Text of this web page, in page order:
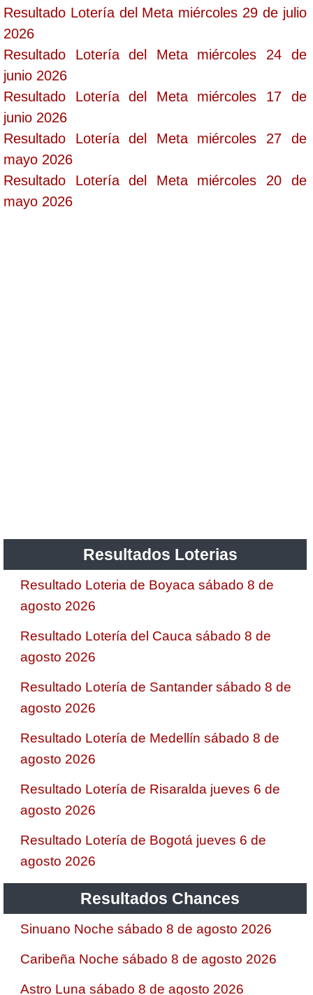
Resultado Lotería del Meta miércoles 29 de julio
2026
Resultado Lotería del Meta miércoles 24 de
junio 2026
Resultado Lotería del Meta miércoles 17 de
junio 2026
Resultado Lotería del Meta miércoles 27 de
mayo 2026
Resultado Lotería del Meta miércoles 20 de
mayo 2026
Resultados Loterias
Resultado Loteria de Boyaca sábado 8 de
agosto 2026
Resultado Lotería del Cauca sábado 8 de
agosto 2026
Resultado Lotería de Santander sábado 8 de
agosto 2026
Resultado Lotería de Medellín sábado 8 de
agosto 2026
Resultado Lotería de Risaralda jueves 6 de
agosto 2026
Resultado Lotería de Bogotá jueves 6 de
agosto 2026
Resultados Chances
Sinuano Noche sábado 8 de agosto 2026
Caribeña Noche sábado 8 de agosto 2026
Astro Luna sábado 8 de agosto 2026